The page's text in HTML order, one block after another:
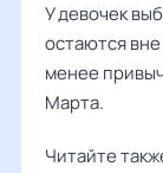
У девочек
остаются
менее
Марта.
Читайте